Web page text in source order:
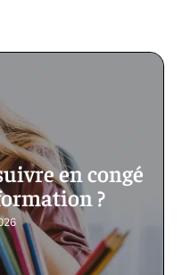
en congé
?